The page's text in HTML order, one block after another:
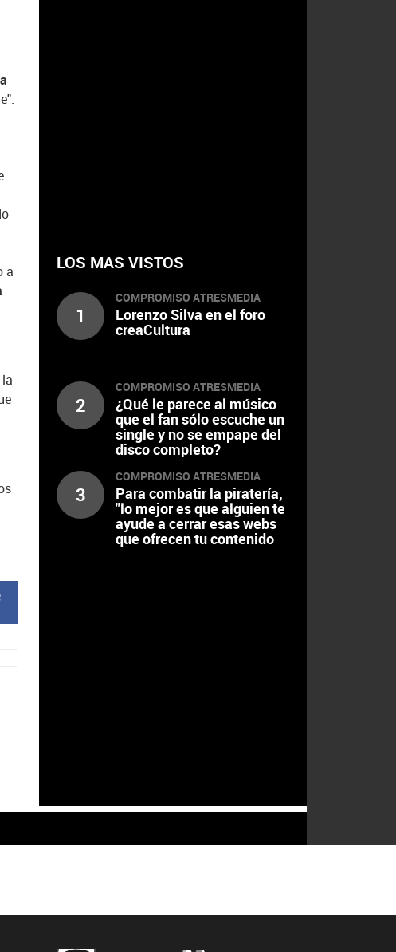
a
LOS MAS VISTOS
1
COMPROMISO ATRESMEDIA
Lorenzo Silva en el foro
creaCultura
2
COMPROMISO ATRESMEDIA
¿Qué le parece al músico
que el fan sólo escuche un
single y no se empape del
disco completo?
3
COMPROMISO ATRESMEDIA
Para combatir la piratería,
"lo mejor es que alguien te
ayude a cerrar esas webs
que ofrecen tu contenido
de manera gratuita"